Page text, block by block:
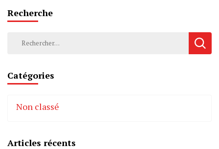
Recherche
Rechercher :
Catégories
Non classé
Articles récents